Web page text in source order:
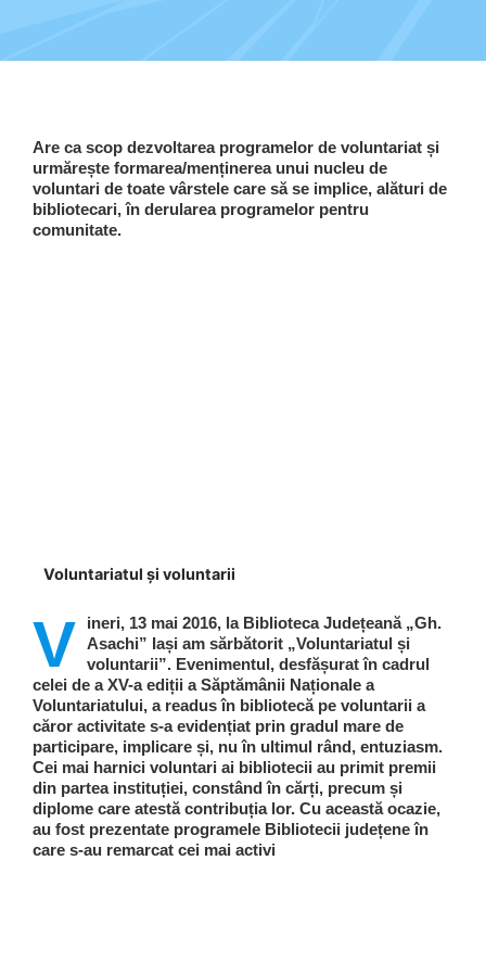
Are ca scop dezvoltarea programelor de voluntariat și
urmărește formarea/menținerea unui nucleu de
voluntari de toate vârstele care să se implice, alături de
bibliotecari, în derularea programelor pentru
comunitate.
Voluntariatul și voluntarii
V
ineri, 13 mai 2016, la Biblioteca Județeană „Gh.
Asachi” Iași am sărbătorit „Voluntariatul și
voluntarii”. Evenimentul, desfășurat în cadrul
celei de a XV-a ediții a Săptămânii Naționale a
Voluntariatului, a readus în bibliotecă pe voluntarii a
căror activitate s-a evidențiat prin gradul mare de
participare, implicare și, nu în ultimul rând, entuziasm.
Cei mai harnici voluntari ai bibliotecii au primit premii
din partea instituției, constând în cărți, precum și
diplome care atestă contribuția lor. Cu această ocazie,
au fost prezentate programele Bibliotecii județene în
care s-au remarcat cei mai activi